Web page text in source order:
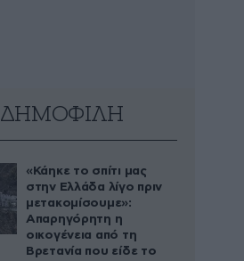
ΔΗΜΟΦΙΛΗ
«Κάηκε το σπίτι μας
στην Ελλάδα λίγο πριν
μετακομίσουμε»:
Απαρηγόρητη η
οικογένεια από τη
Βρετανία που είδε το